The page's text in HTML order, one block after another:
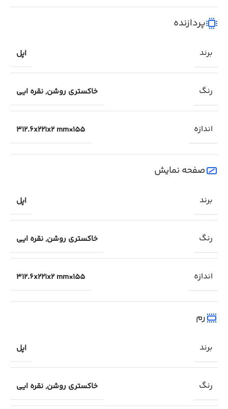
پردازنده
برند اپل
رنگ خاکستری روشن,نقره ایی
اندازه 155×312.6x221x2 mm
صفحه نمایش
برند اپل
رنگ خاکستری روشن,نقره ایی
اندازه 155×312.6x221x2 mm
رم
برند اپل
رنگ خاکستری روشن,نقره ایی